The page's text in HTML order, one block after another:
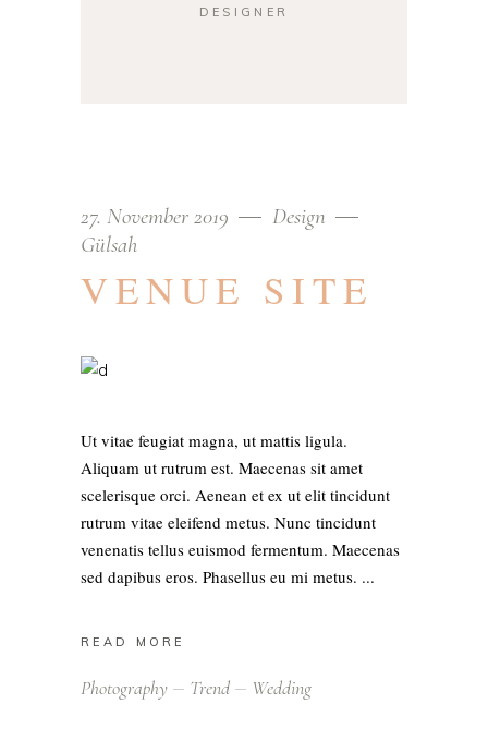
DESIGNER
27. November 2019
Design
Gülsah
VENUE SITE
Ut vitae feugiat magna, ut mattis ligula.
Aliquam ut rutrum est. Maecenas sit amet
scelerisque orci. Aenean et ex ut elit tincidunt
rutrum vitae eleifend metus. Nunc tincidunt
venenatis tellus euismod fermentum. Maecenas
sed dapibus eros. Phasellus eu mi metus.
READ MORE
Photography Trend Wedding